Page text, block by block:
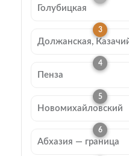
Голубицкая
Должанская,
Пенза
Новомихайловский
Абхазия — граница